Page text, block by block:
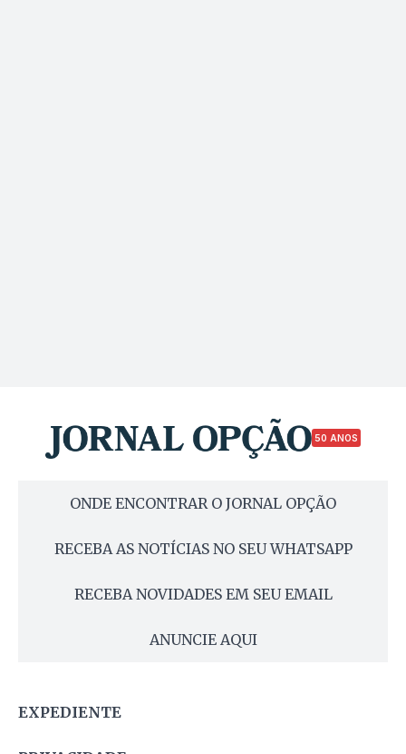
50 ANOS
ONDE ENCONTRAR O JORNAL OPÇÃO
RECEBA AS NOTÍCIAS NO SEU WHATSAPP
RECEBA NOVIDADES EM SEU EMAIL
ANUNCIE AQUI
EXPEDIENTE